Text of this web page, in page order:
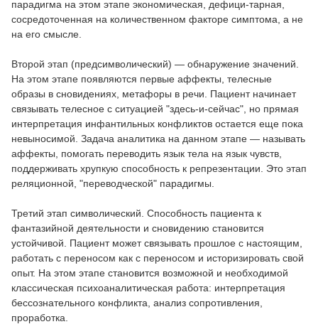
парадигма на этом этапе экономическая, дефици-тарная,
сосредоточенная на количественном факторе симптома, а не
на его смысле.
Второй этап (предсимволический) — обнаружение значений.
На этом этапе появляются первые аффекты, телесные
образы в сновидениях, метафоры в речи. Пациент начинает
связывать телесное с ситуацией "здесь-и-сейчас", но прямая
интерпретация инфантильных конфликтов остается еще пока
невыносимой. Задача аналитика на данном этапе — называть
аффекты, помогать переводить язык тела на язык чувств,
поддерживать хрупкую способность к репрезентации. Это этап
реляционной, "переводческой" парадигмы.
Третий этап символический. Способность пациента к
фантазийной деятельности и сновидению становится
устойчивой. Пациент может связывать прошлое с настоящим,
работать с переносом как с переносом и историзировать свой
опыт. На этом этапе становится возможной и необходимой
классическая психоаналитическая работа: интерпретация
бессознательного конфликта, анализ сопротивления,
проработка.